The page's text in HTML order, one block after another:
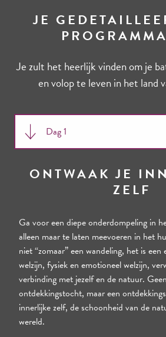
JE
PROGRAMMA
Je zult het heerlijk vinden om je
en volop te leven in het land
Dag 1
ONTWAAK JE
ZELF
Ga voor een diepe onderdompeling in
alleen maar te laten meevoeren in het
niet “zomaar” een wandeling, het is
welzijn, fysiek en emotioneel welzijn,
verbinding met jezelf en de natuur.
ontdekkingstocht, maar een
innerlijke zelf, de schoonheid van de
wereld.